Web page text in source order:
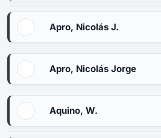
Apro, Nicolás J.
Apro, Nicolás Jorge
Aquino, W.